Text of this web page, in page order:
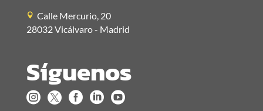
Calle Mercurio, 20
28032 Vicálvaro - Madrid
Síguenos
    